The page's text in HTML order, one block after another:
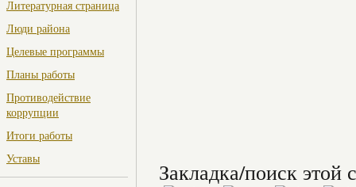
Литературная страница
Люди района
Целевые программы
Планы работы
Противодействие
коррупции
Итоги работы
Уставы
Закладка/поиск этой